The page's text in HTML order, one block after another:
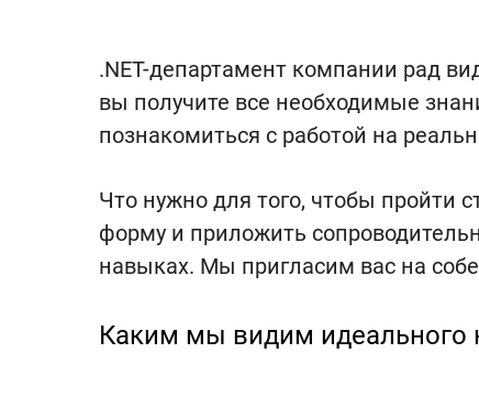
.NET-департамент компании рад
вы получите все необходимые
познакомиться с работой на
Что нужно для того, чтобы пройти
форму и приложить
навыках. Мы пригласим вас на
Каким мы видим идеального